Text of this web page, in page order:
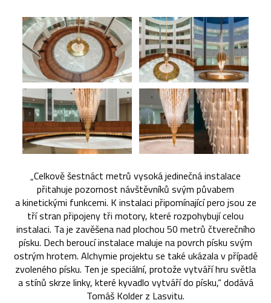
„Celkově šestnáct metrů vysoká jedinečná instalace
přitahuje pozornost návštěvníků svým půvabem
a kinetickými funkcemi. K instalaci připomínající pero jsou ze
tří stran připojeny tři motory, které rozpohybují celou
instalaci. Ta je zavěšena nad plochou 50 metrů čtverečního
písku. Dech beroucí instalace maluje na povrch písku svým
ostrým hrotem. Alchymie projektu se také ukázala v případě
zvoleného písku. Ten je speciální, protože vytváří hru světla
a stínů skrze linky, které kyvadlo vytváří do písku,“ dodává
Tomáš Kolder z Lasvitu.